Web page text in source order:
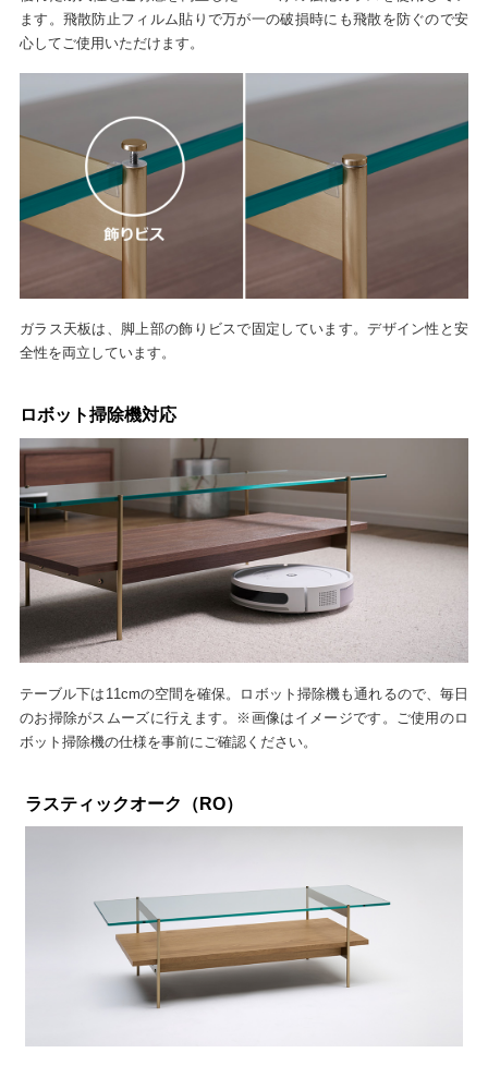
ます。飛散防止フィルム貼りで万が一の破損時にも飛散を防ぐので安
心してご使用いただけます。
ガラス天板は、脚上部の飾りビスで固定しています。デザイン性と安
全性を両立しています。
ロボット掃除機対応
テーブル下は11cmの空間を確保。ロボット掃除機も通れるので、毎日
のお掃除がスムーズに行えます。※画像はイメージです。ご使用のロ
ボット掃除機の仕様を事前にご確認ください。
ラスティックオーク（RO）